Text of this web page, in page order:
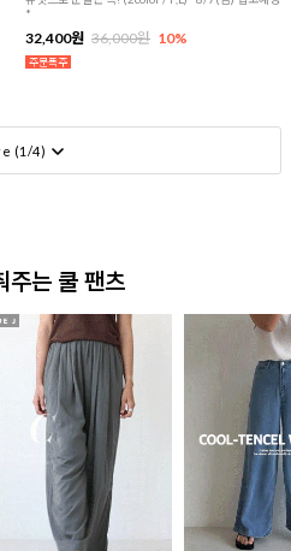
*
32,400원 36,000원 10%
(1 /4)
주는 쿨 팬츠